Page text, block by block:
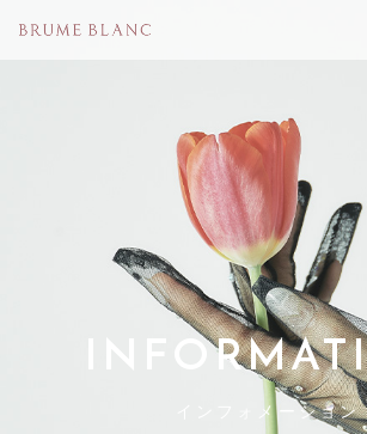
インフォメーション